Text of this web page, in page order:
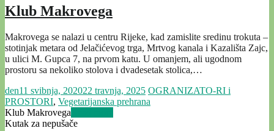
Klub Makrovega
Makrovega se nalazi u centru Rijeke, kad zamislite sredinu trokuta –
stotinjak metara od Jelačićevog trga, Mrtvog kanala i Kazališta Zajc,
u ulici M. Gupca 7, na prvom katu. U omanjem, ali ugodnom
prostoru sa nekoliko stolova i dvadesetak stolica,…
den11 svibnja, 202022 travnja, 2025 OGRANIZATO-RI i
PROSTORI, Vegetarijanska prehrana
Klub Makrovega
Kutak za nepušače